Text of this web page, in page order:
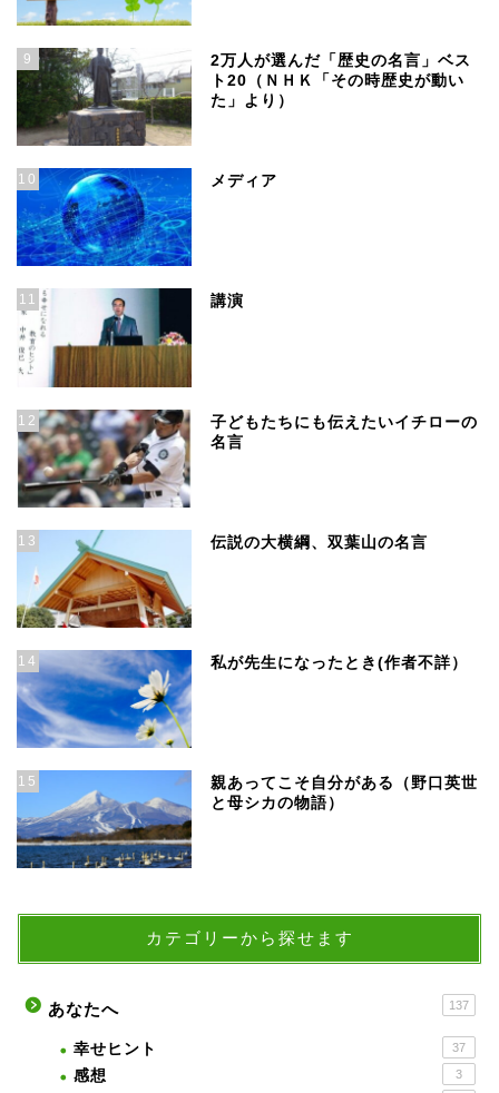
9
2万人が選んだ「歴史の名言」ベス
ト20（ＮＨＫ「その時歴史が動い
た」より）
10 メディア
11 講演
12
子どもたちにも伝えたいイチローの
名言
13 伝説の大横綱、双葉山の名言
14 私が先生になったとき(作者不詳）
15
親あってこそ自分がある（野口英世
と母シカの物語）
カテゴリーから探せます
あなたへ 137
幸せヒント 37
感想 3